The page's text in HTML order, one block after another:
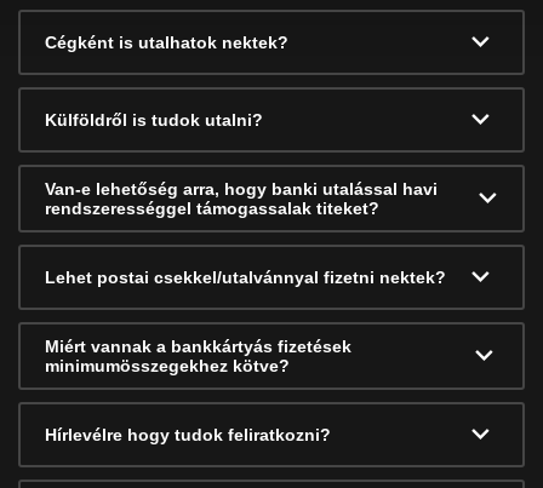
Cégként is utalhatok nektek?
Külföldről is tudok utalni?
Van-e lehetőség arra, hogy banki utalással havi
rendszerességgel támogassalak titeket?
Lehet postai csekkel/utalvánnyal fizetni nektek?
Miért vannak a bankkártyás fizetések
minimumösszegekhez kötve?
Hírlevélre hogy tudok feliratkozni?